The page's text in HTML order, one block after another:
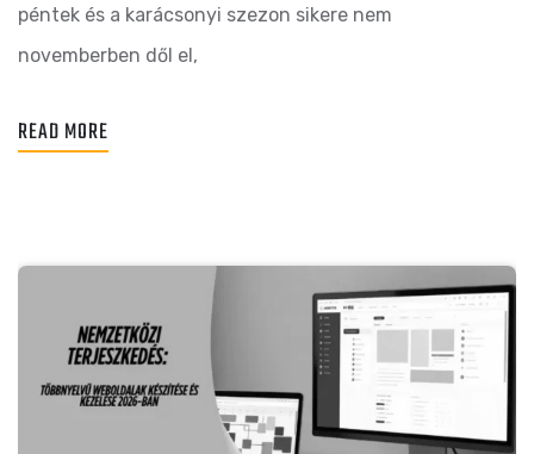
péntek és a karácsonyi szezon sikere nem
novemberben dől el,
READ MORE